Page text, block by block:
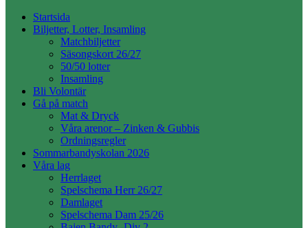
Startsida
Biljetter, Lotter, Insamling
Matchbiljetter
Säsongskort 26/27
50/50 lotter
Insamling
Bli Volontär
Gå på match
Mat & Dryck
Våra arenor – Zinken & Gubbis
Ordningsregler
Sommarbandyskolan 2026
Våra lag
Herrlaget
Spelschema Herr 26/27
Damlaget
Spelschema Dam 25/26